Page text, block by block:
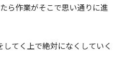
ら作業がそこで思い通りに進
てく上で絶対になくしていく